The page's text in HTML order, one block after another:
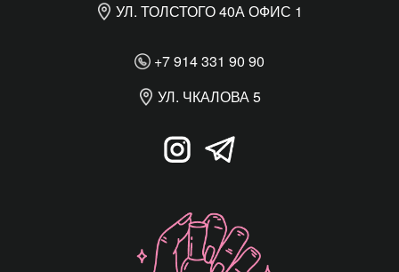
УЛ. ТОЛСТОГО 40А ОФИС 1
+7 914 331 90 90
УЛ. ЧКАЛОВА 5